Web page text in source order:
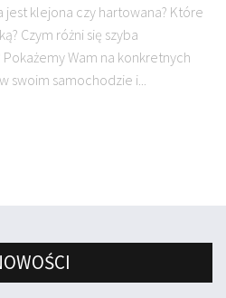
jest klejona czy hartowana? Które
Czym różni się szyba
Wam na konkretnych
swoim samochodzie i...